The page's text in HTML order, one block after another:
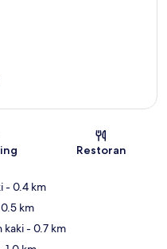
Restoran
- 0.4 km
km
kaki- 0.7 km